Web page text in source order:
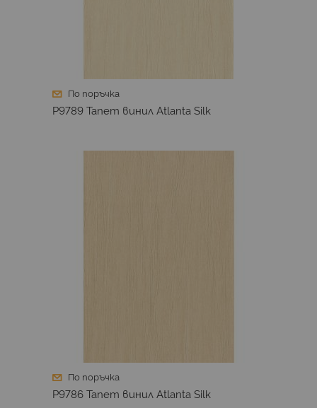
По поръчка
P9789 Тапет винил Atlanta Silk
По поръчка
P9786 Тапет винил Atlanta Silk